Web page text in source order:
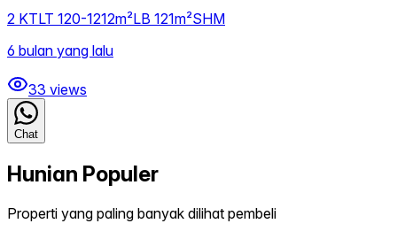
2 KTLT 120-1212m²LB 121m²SHM
6 bulan yang lalu
33 views
Chat
Hunian Populer
Properti yang paling banyak dilihat pembeli